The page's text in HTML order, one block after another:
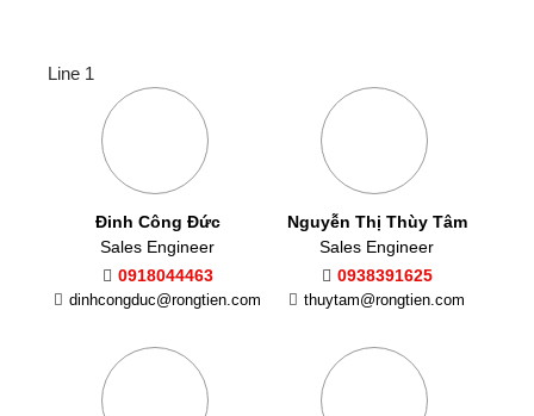
Line 1
Đinh Công Đức
Sales Engineer
0918044463
dinhcongduc@rongtien.com
Nguyễn Thị Thùy Tâm
Sales Engineer
0938391625
thuytam@rongtien.com